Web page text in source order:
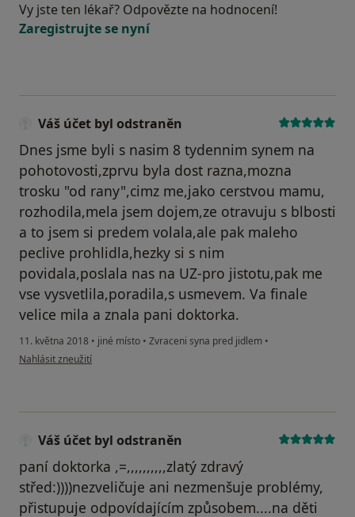
Vy jste ten lékař? Odpovězte na hodnocení!
Zaregistrujte se nyní
Váš účet byl odstraněn
Dnes jsme byli s nasim 8 tydennim synem na
pohotovosti,zprvu byla dost razna,mozna
trosku "od rany",cimz me,jako cerstvou mamu,
rozhodila,mela jsem dojem,ze otravuju s blbosti
a to jsem si predem volala,ale pak maleho
peclive prohlidla,hezky si s nim
povidala,poslala nas na UZ-pro jistotu,pak me
vse vysvetlila,poradila,s usmevem. Va finale
velice mila a znala pani doktorka.
11. května 2018 • jiné místo • Zvraceni syna pred jidlem •
podle názoru uživatele Váš účet byl odstraněn
Nahlásit zneužití
Váš účet byl odstraněn
paní doktorka ,=,,,,,,,,,,zlatý zdravý
střed:))))nezveličuje ani nezmenšuje problémy,
přistupuje odpovídajícím způsobem....na děti